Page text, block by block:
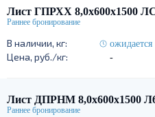
Лист ГПРХХ 8,0х600х1500
ожидается
-
Лист ДПРНМ 8,0х600х1500